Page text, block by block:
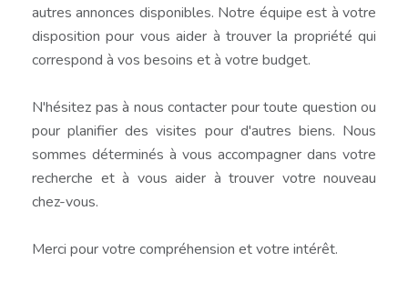
autres annonces disponibles. Notre équipe est à votre
disposition pour vous aider à trouver la propriété qui
correspond à vos besoins et à votre budget.
N'hésitez pas à nous contacter pour toute question ou
pour planifier des visites pour d'autres biens. Nous
sommes déterminés à vous accompagner dans votre
recherche et à vous aider à trouver votre nouveau
chez-vous.
Merci pour votre compréhension et votre intérêt.